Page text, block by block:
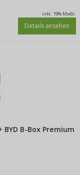
inkl. 19% MwSt.
Details ansehen
BYD B-Box Premium